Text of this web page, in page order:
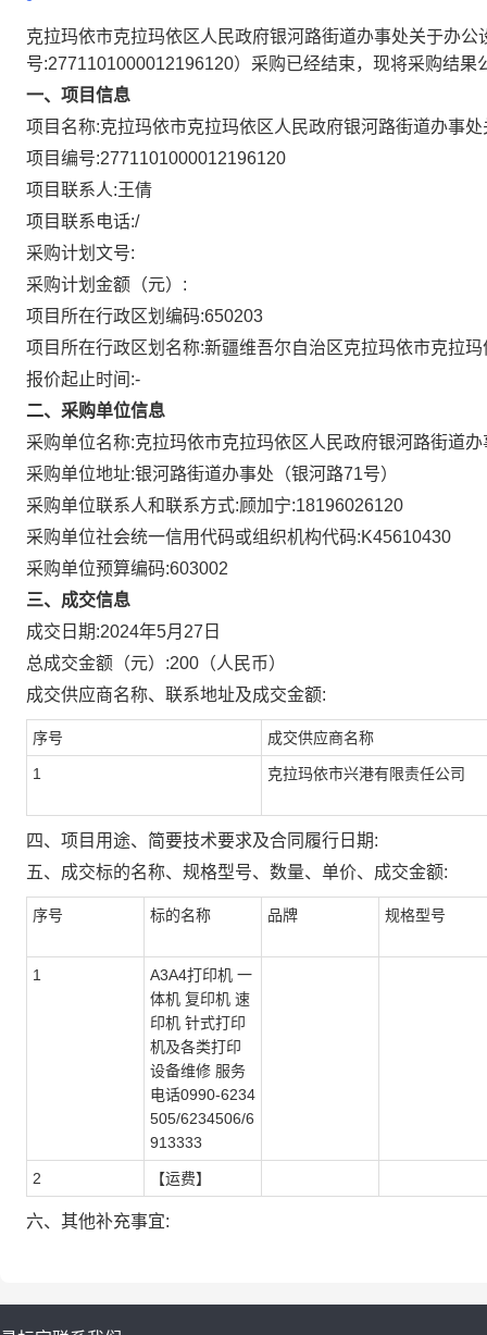
克拉玛依市克拉玛依区人民政府银河路街道办事处关于办
号:2771101000012196120）采购已经结束，现将采购结果
一、项目信息
项目名称:克拉玛依市克拉玛依区人民政府银河路街道办事
项目编号:2771101000012196120
项目联系人:王倩
项目联系电话:/
采购计划文号:
采购计划金额（元）:
项目所在行政区划编码:650203
项目所在行政区划名称:新疆维吾尔自治区克拉玛依市克拉玛
报价起止时间:-
二、采购单位信息
采购单位名称:克拉玛依市克拉玛依区人民政府银河路街道办
采购单位地址:银河路街道办事处（银河路71号）
采购单位联系人和联系方式:顾加宁:18196026120
采购单位社会统一信用代码或组织机构代码:K45610430
采购单位预算编码:603002
三、成交信息
成交日期:2024年5月27日
总成交金额（元）:200 （人民币）
成交供应商名称、联系地址及成交金额:
序号 成交供应商名称
1 克拉玛依市兴港有限责任公司
四、项目用途、简要技术要求及合同履行日期:
五、成交标的名称、规格型号、数量、单价、成交金额:
序号 标的名称 品牌 规格型号
1
A3A4打印机 一
体机 复印机 速
印机 针式打印
机及各类打印
设备维修 服务
电话0990-6234
505/6234506/6
913333
2 【运费】
六、其他补充事宜: